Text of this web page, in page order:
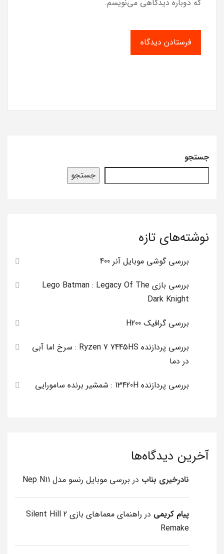
که دوباره دیدگاهی می‌نویسم.
جستجو
جستجو
نوشته‌های تازه
بررسی گوشی موبایل آنر 400
بررسی بازی Lego Batman : Legacy Of The
Dark Knight
بررسی گرافیک H200
بررسی پردازنده Ryzen 7 7445HS : سرخ اما آبی
در دما
بررسی پردازنده 13420H : شمشیر برنده سامورایی
آخرین دیدگاه‌ها
نادرخیری بناب در بررسی موبایل رنسو مدل Nep N11
پیام کریمی در
راهنمای معماهای بازی Silent Hill 2
Remake